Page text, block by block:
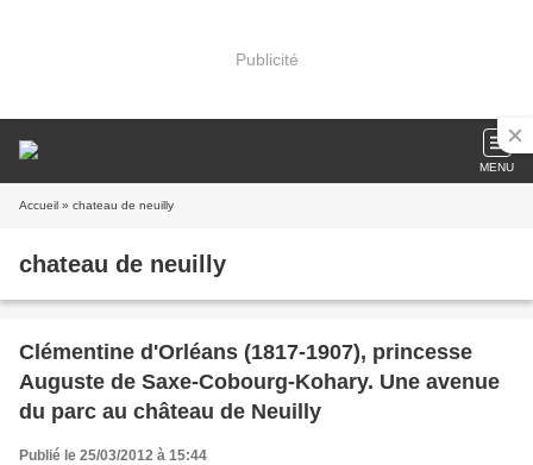
Publicité
MENU
Accueil » chateau de neuilly
chateau de neuilly
Clémentine d'Orléans (1817-1907), princesse
Auguste de Saxe-Cobourg-Kohary. Une avenue
du parc au château de Neuilly
Publié le 25/03/2012 à 15:44